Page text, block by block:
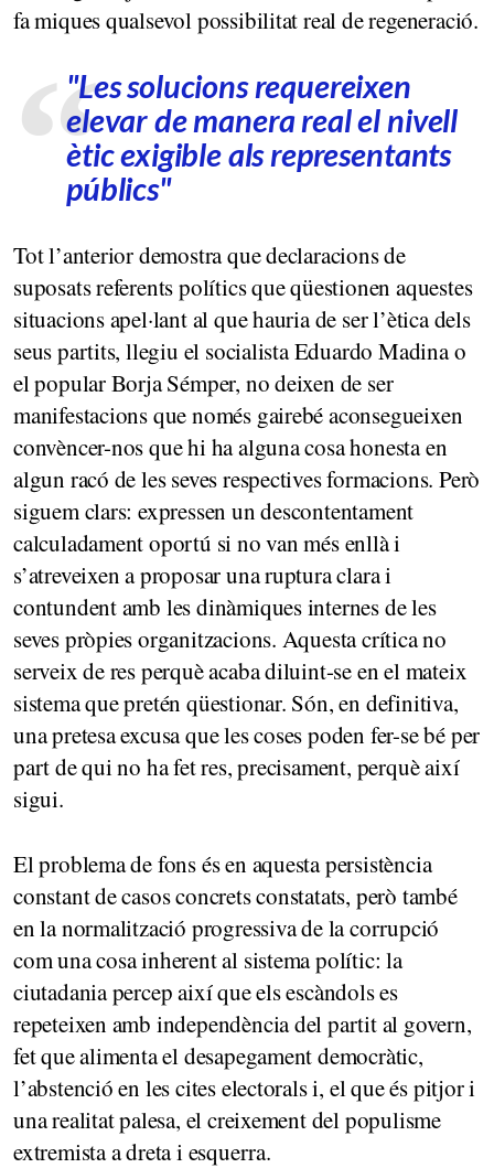
fa miques qualsevol possibilitat real de regeneració.
"Les solucions requereixen
elevar de manera real el nivell
ètic exigible als representants
públics"
Tot l’anterior demostra que declaracions de
suposats referents polítics que qüestionen aquestes
situacions apel·lant al que hauria de ser l’ètica dels
seus partits, llegiu el socialista Eduardo Madina o
el popular Borja Sémper, no deixen de ser
manifestacions que només gairebé aconsegueixen
convèncer-nos que hi ha alguna cosa honesta en
algun racó de les seves respectives formacions. Però
siguem clars: expressen un descontentament
calculadament oportú si no van més enllà i
s’atreveixen a proposar una ruptura clara i
contundent amb les dinàmiques internes de les
seves pròpies organitzacions. Aquesta crítica no
serveix de res perquè acaba diluint-se en el mateix
sistema que pretén qüestionar. Són, en definitiva,
una pretesa excusa que les coses poden fer-se bé per
part de qui no ha fet res, precisament, perquè així
sigui.
El problema de fons és en aquesta persistència
constant de casos concrets constatats, però també
en la normalització progressiva de la corrupció
com una cosa inherent al sistema polític: la
ciutadania percep així que els escàndols es
repeteixen amb independència del partit al govern,
fet que alimenta el desapegament democràtic,
l’abstenció en les cites electorals i, el que és pitjor i
una realitat palesa, el creixement del populisme
extremista a dreta i esquerra.